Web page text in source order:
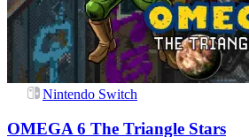
Nintendo Switch
OMEGA 6 The Triangle Stars